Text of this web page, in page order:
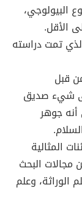
البيولوجي،
تمت دراسته
قبل
شيء صديق
أنه جوهر
المثالية
البحث
الوراثة، وعلم